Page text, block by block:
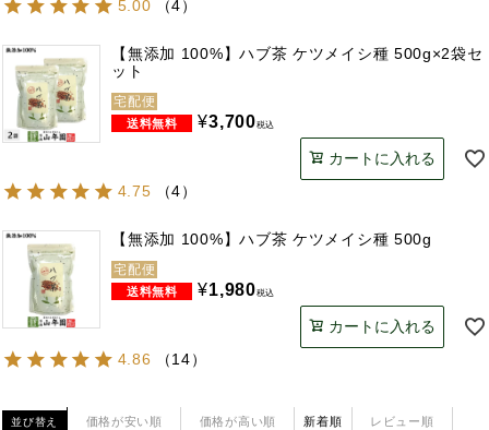
5.00
（4）
【無添加 100%】ハブ茶 ケツメイシ種 500g×2袋セ
ット
宅配便
¥3,700税込
カートに入れる
4.75
（4）
【無添加 100%】ハブ茶 ケツメイシ種 500g
宅配便
¥1,980税込
カートに入れる
4.86
（14）
並び替え 価格が安い順 価格が高い順 新着順 レビュー順